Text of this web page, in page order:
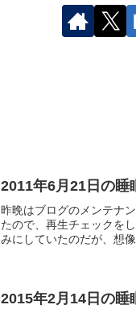
2011年6月21日の睡
昨晩はブログのメンテナ
たので、再生チェックを
みにしていたのだが、想
2015年2月14日の睡